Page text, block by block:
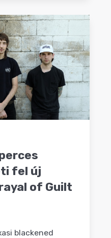
fel új
of Guilt
blackened